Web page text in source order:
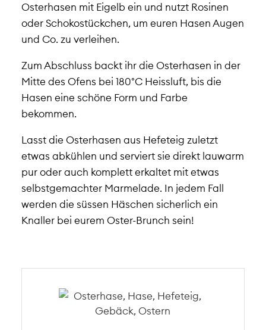
Osterhasen mit Eigelb ein und nutzt Rosinen
oder Schokostückchen, um euren Hasen Augen
und Co. zu verleihen.
Zum Abschluss backt ihr die Osterhasen in der
Mitte des Ofens bei 180°C Heissluft, bis die
Hasen eine schöne Form und Farbe
bekommen.
Lasst die Osterhasen aus Hefeteig zuletzt
etwas abkühlen und serviert sie direkt lauwarm
pur oder auch komplett erkaltet mit etwas
selbstgemachter Marmelade. In jedem Fall
werden die süssen Häschen sicherlich ein
Knaller bei eurem Oster-Brunch sein!